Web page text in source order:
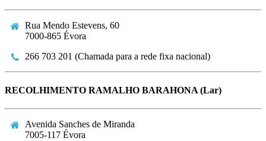
Rua Mendo Estevens, 60
7000-865 Évora
266 703 201 (Chamada para a rede fixa nacional)
RECOLHIMENTO RAMALHO BARAHONA (Lar)
Avenida Sanches de Miranda
7005-117 Évora